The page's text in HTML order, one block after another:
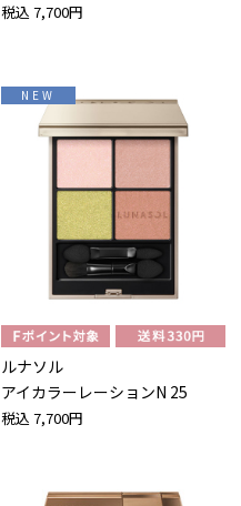
税込 7,700円
NEW
ルナソル
アイカラーレーションN 25
税込 7,700円